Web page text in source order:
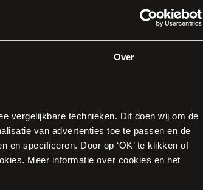
Over
vergelijkbare technieken. Dit doen wij om de
van advertenties toe te passen en de
en specificeren. Door op ‘OK’ te klikken of
Meer informatie over cookies en het